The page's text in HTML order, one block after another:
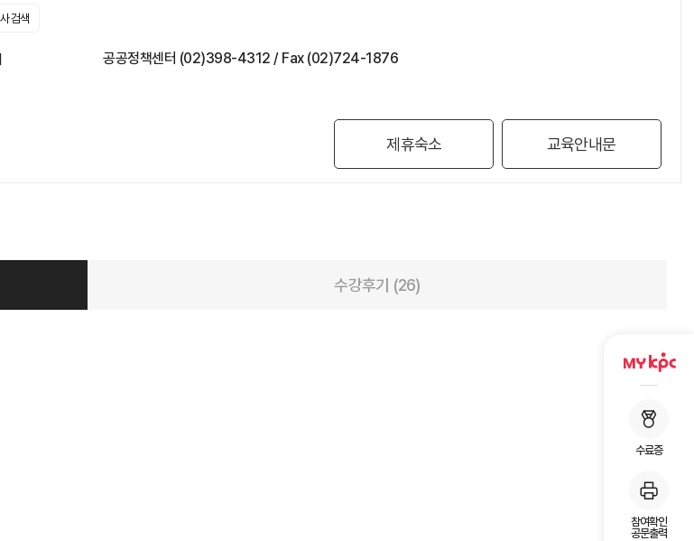
수료증
참여확인
공문출력
공공정책센터 (02)398-4312 / Fax (02)724-1876
제휴숙소 교육안내문
수강후기 (26)